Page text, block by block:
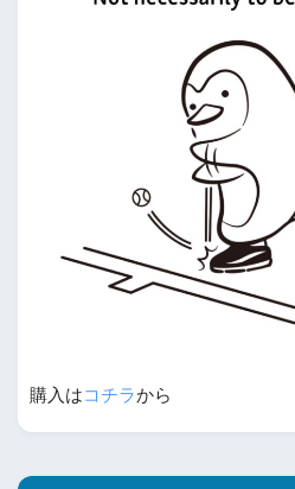
購入はコチラから